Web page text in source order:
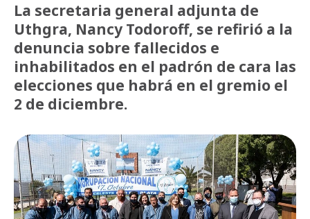
La secretaria general adjunta de
Uthgra, Nancy Todoroff, se refirió a la
denuncia sobre fallecidos e
inhabilitados en el padrón de cara las
elecciones que habrá en el gremio el
2 de diciembre.